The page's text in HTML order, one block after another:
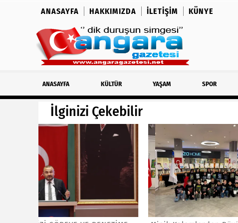
ANASAYFA HAKKIMIZDA İLETIŞIM KÜNYE
ANASAYFA KÜLTÜR YAŞAM SPOR
İlginizi Çekebilir